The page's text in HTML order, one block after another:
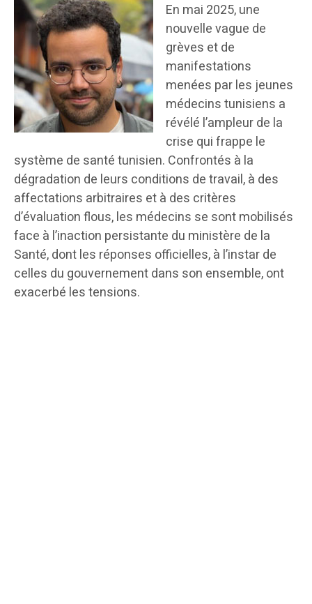
En mai 2025, une
nouvelle vague de
grèves et de
manifestations
menées par les jeunes
médecins tunisiens a
révélé l’ampleur de la
crise qui frappe le
système de santé tunisien. Confrontés à la
dégradation de leurs conditions de travail, à des
affectations arbitraires et à des critères
d’évaluation flous, les médecins se sont mobilisés
face à l’inaction persistante du ministère de la
Santé, dont les réponses officielles, à l’instar de
celles du gouvernement dans son ensemble, ont
exacerbé les tensions.